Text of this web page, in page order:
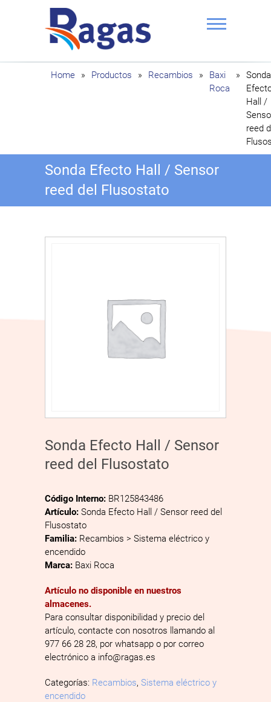
Ragas
Home » Productos » Recambios »
Baxi
Roca
»
Sonda
Hall /
reed
Sonda Efecto Hall / Sensor
reed del Flusostato
Sonda Efecto Hall / Sensor
reed del Flusostato
Código Interno: BR125843486
Artículo: Sonda Efecto Hall / Sensor reed del
Flusostato
Familia: Recambios > Sistema eléctrico y
encendido
Marca: Baxi Roca
Artículo no disponible en nuestros
almacenes.
Para consultar disponibilidad y precio del
artículo, contacte con nosotros llamando al
977 66 28 28, por whatsapp o por correo
electrónico a info@ragas.es
Categorías: Recambios, Sistema eléctrico y
encendido